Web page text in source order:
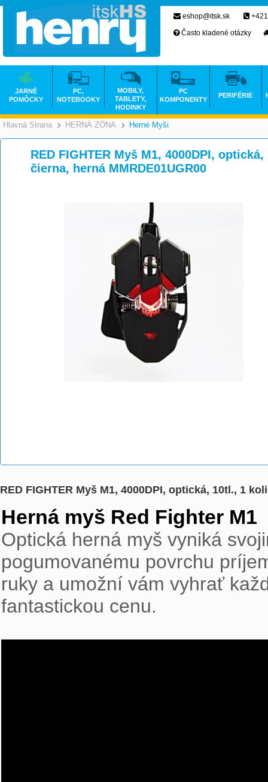
Hlavná Strana >
HERNÁ ZÓNA >
Herné Myši
RED FIGHTER Myš M1, 4000DPI,
čierna, herná MMRDE01UGR00
RED FIGHTER Myš M1, 4000DPI, optická, 10tl., 1
Herná myš Red Fighter M1
Optická herná myš vyniká
pogumovanému povrchu
ruky a umožní vám vyhrať
fantastickou cenu.
eshop@itsk.sk
Často kladené otázky
JARNÉ
POMÔCKY
PC,
NOTEBOOKY
MOBILY,
TABLETY,
HODINKY
PC
KOMPONENTY
PERIFÉRIE